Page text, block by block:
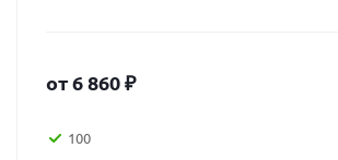
от6 860₽
100